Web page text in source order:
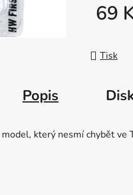
69
Měrná
Tisk
Popis
model, který nesmí chybět ve